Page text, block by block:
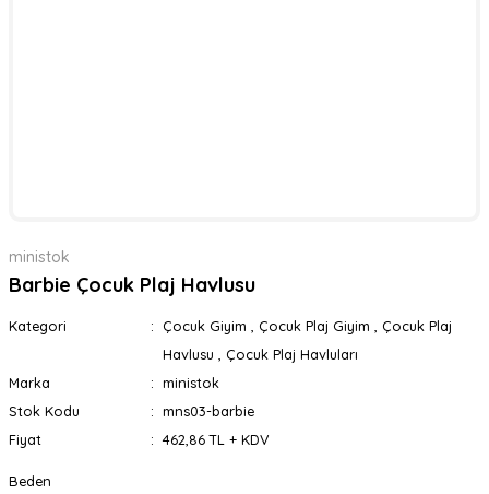
ministok
Barbie Çocuk Plaj Havlusu
Kategori Çocuk Giyim Çocuk Plaj Giyim
Çocuk Plaj
Havlusu
Çocuk Plaj Havluları
Marka
ministok
Stok Kodu
mns03-barbie
Fiyat
462,86 TL + KDV
Beden